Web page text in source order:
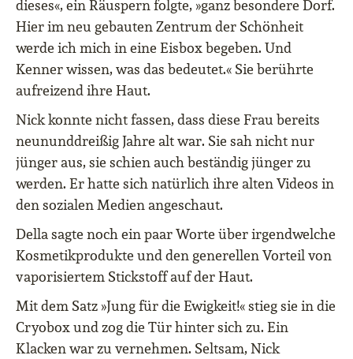
dieses«, ein Räuspern folgte, »ganz besondere Dorf.
Hier im neu gebauten Zentrum der Schönheit
werde ich mich in eine Eisbox begeben. Und
Kenner wissen, was das bedeutet.« Sie berührte
aufreizend ihre Haut.
Nick konnte nicht fassen, dass diese Frau bereits
neununddreißig Jahre alt war. Sie sah nicht nur
jünger aus, sie schien auch beständig jünger zu
werden. Er hatte sich natürlich ihre alten Videos in
den sozialen Medien angeschaut.
Della sagte noch ein paar Worte über irgendwelche
Kosmetikprodukte und den generellen Vorteil von
vaporisiertem Stickstoff auf der Haut.
Mit dem Satz »Jung für die Ewigkeit!« stieg sie in die
Cryobox und zog die Tür hinter sich zu. Ein
Klacken war zu vernehmen. Seltsam, Nick